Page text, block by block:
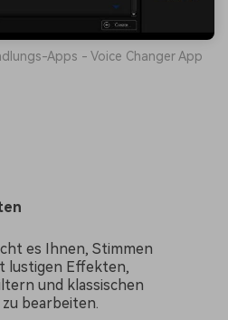
Apps - Voice Changer App
es Ihnen, Stimmen
lustigen Effekten,
und klassischen
bearbeiten.